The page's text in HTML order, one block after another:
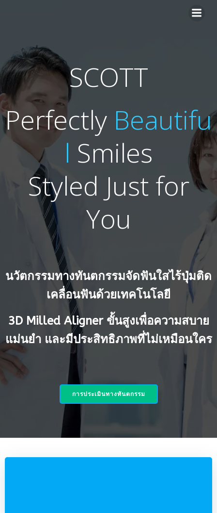
SCOTT
Perfectly Beautifu
l Smiles
Styled Just for
You
นวัตกรรมทางทันตกรรมจัดฟันใสไร้ปุ่มติด
เคลื่อนฟันด้วยเทคโนโลยี
3D Milled Aligner ขั้นสูงเพื่อความสบาย
แม่นยำ และมีประสิทธิภาพที่ไม่เหมือนใคร
การประเมินทางทันตกรรม